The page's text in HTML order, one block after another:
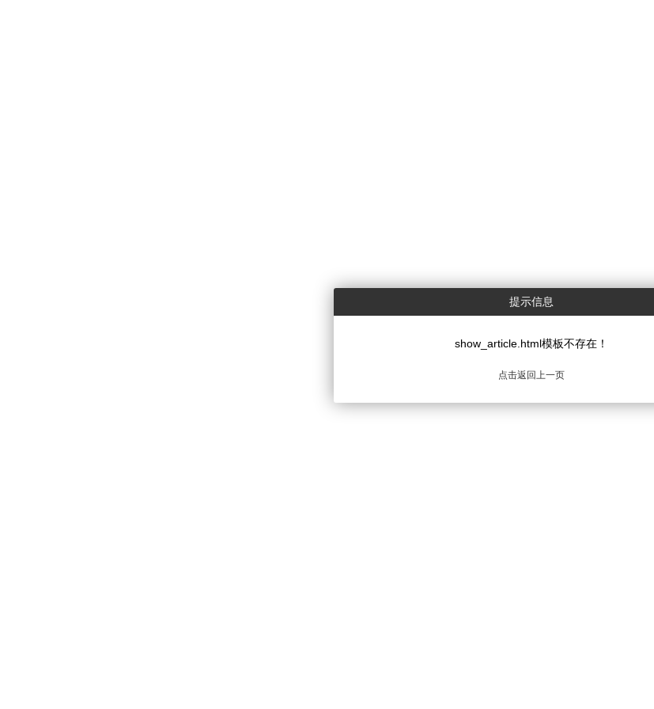
提示信息
show_article.html模板不存在！
点击返回上一页